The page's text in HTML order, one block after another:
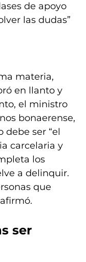
de apoyo
las dudas”
materia,
en llanto y
el ministro
bonaerense,
debe ser “el
carcelaria y
los
a delinquir.
que
ser